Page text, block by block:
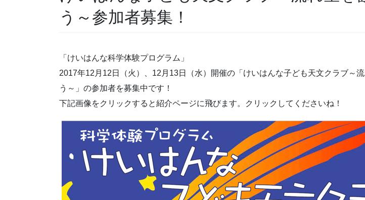
う～参加者募集！
「けいはんな科学体験プログラム」
2017年12月12日（火）、12月13日（水）開催の「けいはんな子ども天文クラブ～
う～」の参加者を募集中です！
下記画像をクリックすると紹介ページに飛びます。クリックしてくださいね！